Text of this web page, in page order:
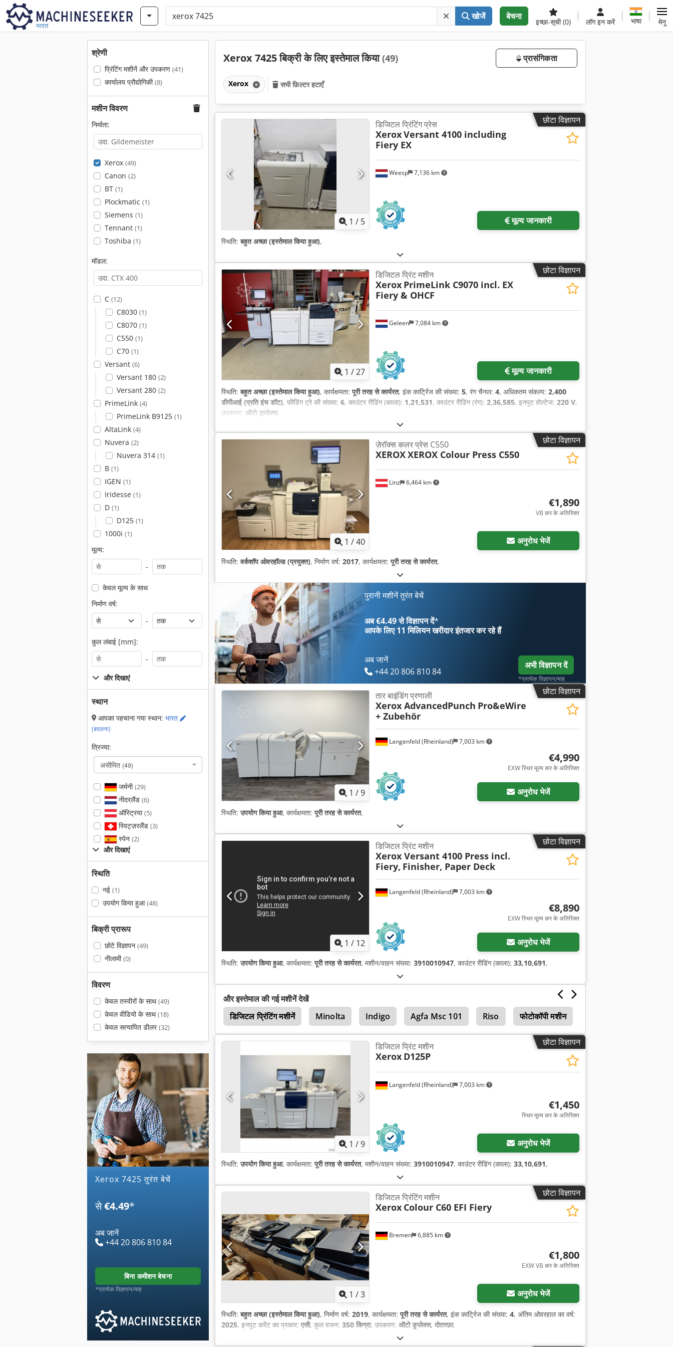
भारत
खोजें बेचना
इच्छा-सूची(0) लॉग इन करें भाषा मेनू
श्रेणी
प्रिंटिंग मशीनें और उपकरण (41)
कार्यालय प्रौद्योगिकी(8)
मशीन विवरण
निर्माता:
Xerox (49)
Canon (2)
BT (1)
Plockmatic (1)
Siemens (1)
Tennant (1)
Toshiba (1)
मॉडल:
C (12)
C8030 (1)
C8070 (1)
C550 (1)
C70 (1)
Versant (6)
Versant 180 (2)
Versant 280 (2)
PrimeLink (4)
PrimeLink B9125 (1)
AltaLink (4)
Nuvera (2)
Nuvera 314 (1)
B (1)
IGEN (1)
Iridesse (1)
D (1)
D125 (1)
1000i (1)
मूल्य:
-
केवल मूल्य के साथ
निर्माण वर्ष:
-
कुल लंबाई [mm]:
-
और दिखाएं
स्थान
आपका पहचाना गया स्थान: भारत
(बदलना)
त्रिज्या:
असीमित (49)
जर्मनी(29)
नीदरलैंड (6)
ऑस्ट्रिया(5)
स्विट्ज़रलैंड (3)
स्पेन (2)
और दिखाएं
स्थिति
नई (1)
उपयोग किया हुआ(48)
बिक्री प्रारूप
छोटे विज्ञापन (49)
नीलामी(0)
विवरण
केवल तस्वीरों के साथ(49)
केवल वीडियो के साथ(18)
केवल सत्यापित डीलर(32)
xerox 7425 तुरंत बेचें
से€4.49*
अब जानें
+44 20 806 810 84
बिना कमीशन बेचना
*प्रत्येक विज्ञापन/माह
Xerox 7425 बिक्री के लिए इस्तेमाल किया(49) प्रासंगिकता
Xerox सभी फ़िल्टर हटाएँ
छोटा विज्ञापन
1 / 5
Weesp 7,136 km
डिजिटल प्रिंटिंग प्रेस
XeroxVersant 4100 including
Fiery EX
मूल्य जानकारी
स्थिति:बहुत अच्छा (इस्तेमाल किया हुआ),
छोटा विज्ञापन
1 /27
Geleen 7,084 km
डिजिटल प्रिंट मशीन
Xerox PrimeLink C9070 incl. EX
Fiery & OHCF
मूल्य जानकारी
स्थिति:बहुत अच्छा (इस्तेमाल किया हुआ), कार्यक्षमता:पूरी तरह से कार्यरत, इंक कार्ट्रिज की संख्या: 5, रंग चैनल: 4, अधिकतम संकल्प: 2,400
डीपीआई (प्रति इंच डॉट), फीडिंग ट्रे की संख्या: 6, काउंटर रीडिंग (काला): 1,21,531, काउंटर रीडिंग (रंग): 2,36,585, इनपुट वोल्टेज: 220 V,
उपकरण: ऑटो डुप्लेक्स,
छोटा विज्ञापन
1 /40
Linz 6,464 km
ज़ेरॉक्स कलर प्रेस C550
XEROXXEROX Colour Press C550
€1,890
VB कर के अतिरिक्त
अनुरोध भेजें
स्थिति:वर्कशॉप ओवरहॉल्ड (प्रयुक्त), निर्माण वर्ष: 2017, कार्यक्षमता:पूरी तरह से कार्यरत,
पुरानी मशीनें तुरंत बेचें
अब €4.49 से विज्ञापन दें*
आपके लिए11 मिलियन खरीदारइंतजार कर रहे हैं
अब जानें
+44 20 806 810 84
अभी विज्ञापन दें
*प्रत्येक विज्ञापन/माह
छोटा विज्ञापन
1 /9
Langenfeld (Rheinland) 7,003 km
तार बाइंडिंग प्रणाली
Xerox AdvancedPunch Pro&eWire
+ Zubehör
€4,990
EXW स्थिर मूल्य कर के अतिरिक्त
अनुरोध भेजें
स्थिति:उपयोग किया हुआ, कार्यक्षमता:पूरी तरह से कार्यरत,
छोटा विज्ञापन
1 / 12
Langenfeld (Rheinland) 7,003 km
डिजिटल प्रिंट मशीन
Xerox Versant 4100 Press incl.
Fiery, Finisher, Paper Deck
€8,890
EXW स्थिर मूल्य कर के अतिरिक्त
अनुरोध भेजें
स्थिति:उपयोग किया हुआ, कार्यक्षमता:पूरी तरह से कार्यरत, मशीन/वाहन संख्या: 3910010947, काउंटर रीडिंग (काला): 33,10,691,
और इस्तेमाल की गई मशीनें देखें
डिजिटल प्रिंटिंग मशीनें
Minolta Indigo Agfa Msc 101 Riso फोटोकॉपी मशीन
Sandvik Dx 780 Gestetner 311
छोटा विज्ञापन
1 /9
Langenfeld (Rheinland) 7,003 km
डिजिटल प्रिंट मशीन
Xerox D125P
€1,450
स्थिर मूल्य कर के अतिरिक्त
अनुरोध भेजें
स्थिति:उपयोग किया हुआ, कार्यक्षमता:पूरी तरह से कार्यरत, मशीन/वाहन संख्या: 3910010947, काउंटर रीडिंग (काला): 33,10,691,
छोटा विज्ञापन
1 /3
Bremen 6,885 km
डिजिटल प्रिंटिंग मशीन
Xerox Colour C60 EFI Fiery
€1,800
EXW VB कर के अतिरिक्त
अनुरोध भेजें
स्थिति:बहुत अच्छा (इस्तेमाल किया हुआ), निर्माण वर्ष: 2019, कार्यक्षमता:पूरी तरह से कार्यरत, इंक कार्ट्रिज की संख्या: 4, अंतिम ओवरहाल का वर्ष:
2025, इनपुट करेंट का प्रकार: एसी, कुल वजन: 350 किग्रा, उपकरण: ऑटो डुप्लेक्स, दोतरफ़ा,